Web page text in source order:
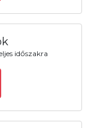
időszakra